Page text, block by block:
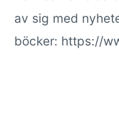
av sig med
böcker: https://